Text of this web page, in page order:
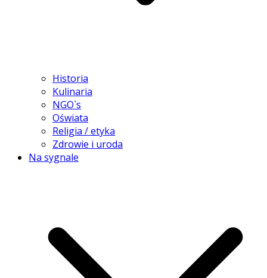
Historia
Kulinaria
NGO`s
Oświata
Religia / etyka
Zdrowie i uroda
Na sygnale